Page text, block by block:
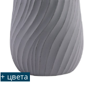
+ цвета